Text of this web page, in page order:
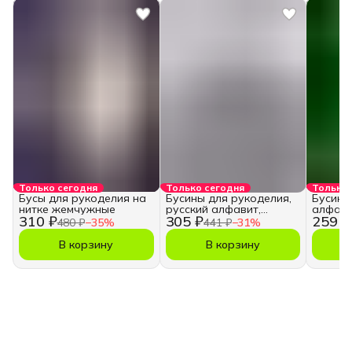
Только сегодня
310 ₽480 ₽−35%
Бусы для рукоделия на
нитке жемчужные
В корзину
Только сегодня
305 ₽441 ₽−31%
Бусины для рукоделия,
русский алфавит,
кубики
В корзину
Только
259 ₽